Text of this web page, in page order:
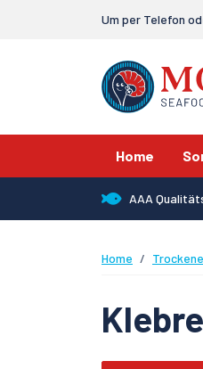
Um per Telefon
Home
AAA
Home